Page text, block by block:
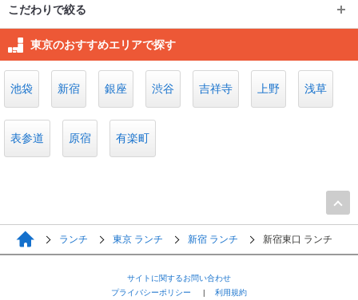
目黒
五反田 品川
田町
町田
町田駅 町田市その他
多摩境 成瀬
鶴川
渋谷
桜丘 渋谷文化村通り
渋谷公園通り
新大久保・大久保
新大久保
青梅・昭島・小作・青梅線沿線
小作
昭島
お台場海浜公園 台場
国際展示場
西武池袋線（石神井公園～秋津）
焼肉・ホルモン
和食
カフェ・スイーツ
こだわりで絞る
個室
子連れ可
食べ放題
東京のおすすめエリアで探す
池袋 新宿 銀座 渋谷 吉祥寺 上野 浅草
表参道 原宿 有楽町
ランチ 東京 ランチ 新宿 ランチ 新宿東口 ランチ
サイトに関するお問い合わせ
プライバシーポリシー
利用規約